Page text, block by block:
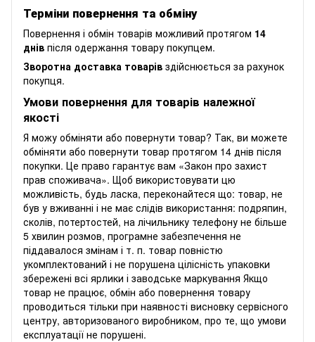
Терміни повернення та обміну
Повернення і обмін товарів можливий протягом 14
днів після одержання товару покупцем.
Зворотна доставка товарів здійснюється за рахунок
покупця.
Умови повернення для товарів належної
якості
Я можу обміняти або повернути товар? Так, ви можете
обміняти або повернути товар протягом 14 днів після
покупки. Це право гарантує вам «Закон про захист
прав споживача». Щоб використовувати цю
можливість, будь ласка, переконайтеся що: товар, не
був у вживанні і не має слідів використання: подряпин,
сколів, потертостей, на лічильнику телефону не більше
5 хвилин розмов, програмне забезпечення не
піддавалося змінам і т. п. товар повністю
укомплектований і не порушена цілісність упаковки
збережені всі ярлики і заводське маркування Якщо
товар не працює, обмін або повернення товару
проводиться тільки при наявності висновку сервісного
центру, авторизованого виробником, про те, що умови
експлуатації не порушені.